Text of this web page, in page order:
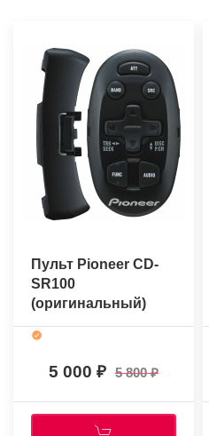
Пульт Pioneer CD-
SR100
(оригинальный)
5 000 5 800